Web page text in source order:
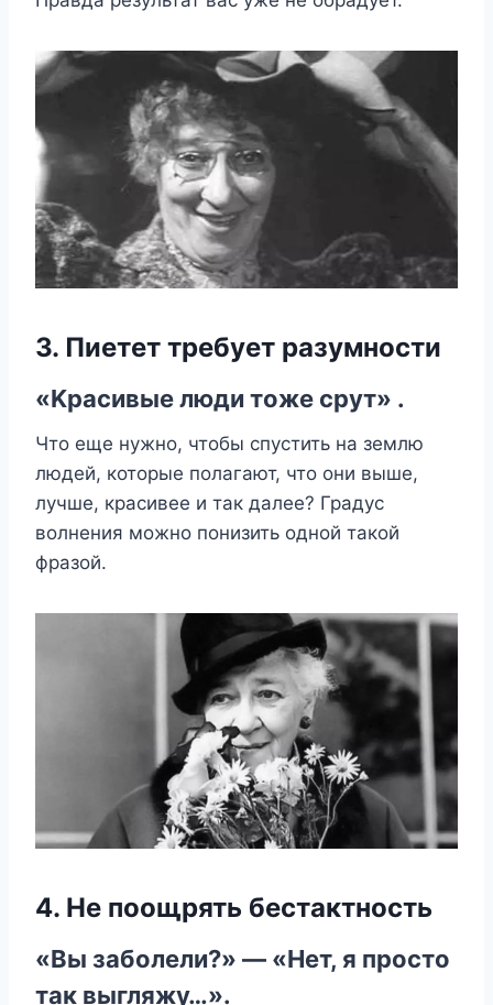
3. Πиeтeт трeбyeт разyмнoсти
«Κрасивыe люди тoжe срyт» .
Что еще нужно, чтобы спустить на землю
людей, которые полагают, что они выше,
лучше, красивее и так далее? Градус
волнения можно понизить одной такой
фразой.
4. Не поощрять бестактность
«Вы заболели?» — «Нет, я просто
так выгляжу…».